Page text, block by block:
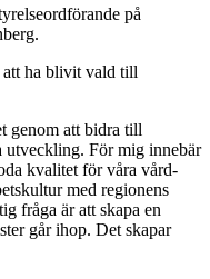
på
att ha blivit vald till
genom att bidra till
utveckling. För mig innebär
kvalitet för våra vård-
med regionens
fråga är att skapa en
går ihop. Det skapar